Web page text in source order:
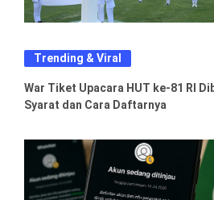
Trending & Viral
War Tiket Upacara HUT ke-81 RI
Syarat dan Cara Daftarnya